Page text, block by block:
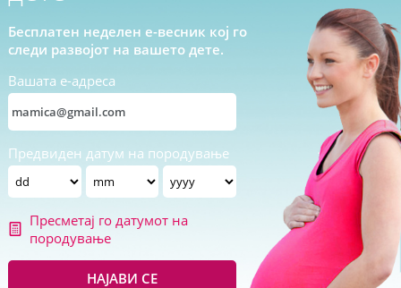
Бесплатен неделен е-весник кој го
следи развојот на вашето дете.
Вашата е-адреса
Предвиден датум на породување
Пресметај го датумот на
породување
НАЈАВИ СЕ